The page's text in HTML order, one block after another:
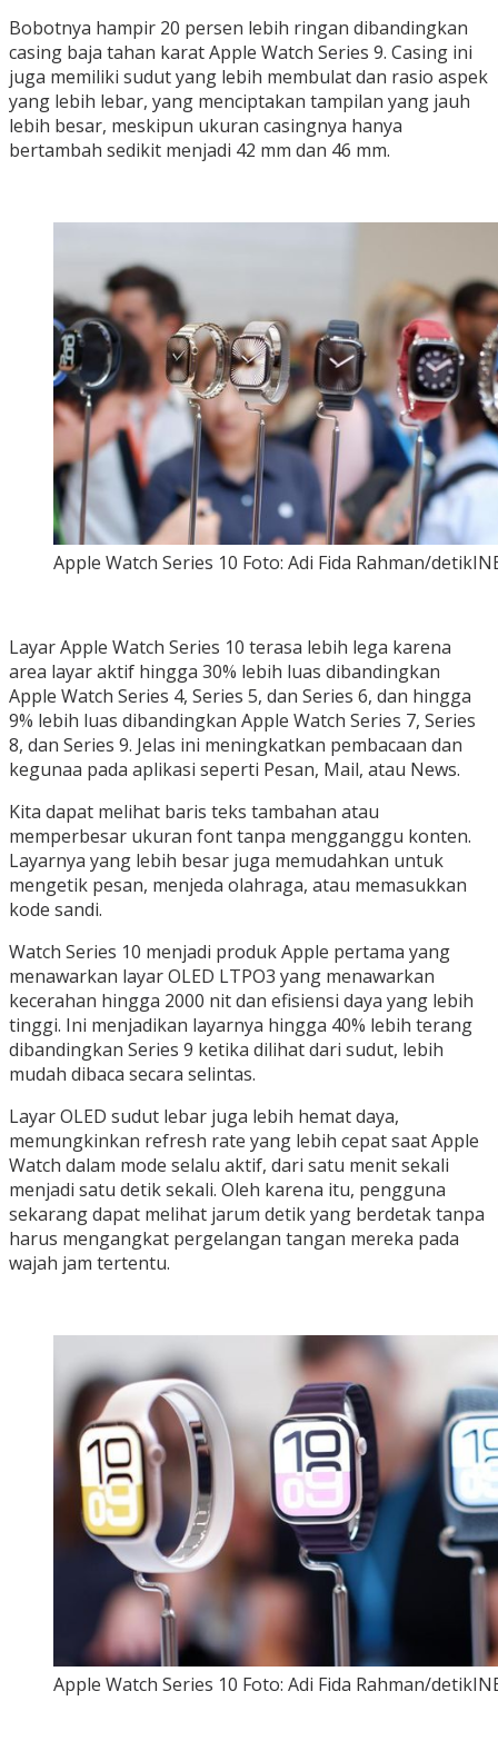
Bobotnya hampir 20 persen lebih ringan dibandingkan
casing baja tahan karat Apple Watch Series 9. Casing ini
juga memiliki sudut yang lebih membulat dan rasio aspek
yang lebih lebar, yang menciptakan tampilan yang jauh
lebih besar, meskipun ukuran casingnya hanya
bertambah sedikit menjadi 42 mm dan 46 mm.
Apple Watch Series 10 Foto: Adi Fida Rahman/
Layar Apple Watch Series 10 terasa lebih lega karena
area layar aktif hingga 30% lebih luas dibandingkan
Apple Watch Series 4, Series 5, dan Series 6, dan hingga
9% lebih luas dibandingkan Apple Watch Series 7, Series
8, dan Series 9. Jelas ini meningkatkan pembacaan dan
kegunaa pada aplikasi seperti Pesan, Mail, atau News.
Kita dapat melihat baris teks tambahan atau
memperbesar ukuran font tanpa mengganggu konten.
Layarnya yang lebih besar juga memudahkan untuk
mengetik pesan, menjeda olahraga, atau memasukkan
kode sandi.
Watch Series 10 menjadi produk Apple pertama yang
menawarkan layar OLED LTPO3 yang menawarkan
kecerahan hingga 2000 nit dan efisiensi daya yang lebih
tinggi. Ini menjadikan layarnya hingga 40% lebih terang
dibandingkan Series 9 ketika dilihat dari sudut, lebih
mudah dibaca secara selintas.
Layar OLED sudut lebar juga lebih hemat daya,
memungkinkan refresh rate yang lebih cepat saat Apple
Watch dalam mode selalu aktif, dari satu menit sekali
menjadi satu detik sekali. Oleh karena itu, pengguna
sekarang dapat melihat jarum detik yang berdetak tanpa
harus mengangkat pergelangan tangan mereka pada
wajah jam tertentu.
Apple Watch Series 10 Foto: Adi Fida Rahman/